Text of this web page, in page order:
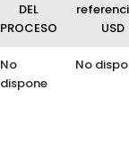
DEL
PROCESO
USD
No
dispone
No